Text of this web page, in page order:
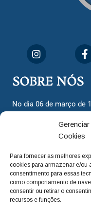
Cookies
Para fornecer as melhores
cookies para armazenar e/ou
consentimento para essas
como comportamento de
consentir ou retirar o
recursos e funções.
SOBRE NÓS
No dia 06 de março de
cidadãos valinhenses,
dois jornais. Há mais
com o foco de trazer
deixamos de lado as
questionando os
para a cidade e sempre